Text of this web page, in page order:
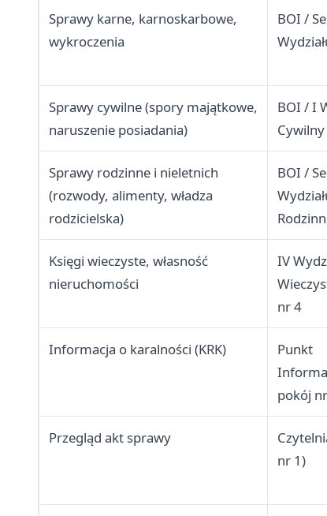
Sprawy karne, karnoskarbowe,
wykroczenia
BOI /
Sprawy cywilne (spory majątkowe,
naruszenie posiadania)
BOI / I
Cywilny
Sprawy rodzinne i nieletnich
(rozwody, alimenty, władza
rodzicielska)
BOI /
Księgi wieczyste, własność
nieruchomości
IV
nr 4
Informacja o karalności (KRK)
Punkt
pokój
Przegląd akt sprawy
nr 1)